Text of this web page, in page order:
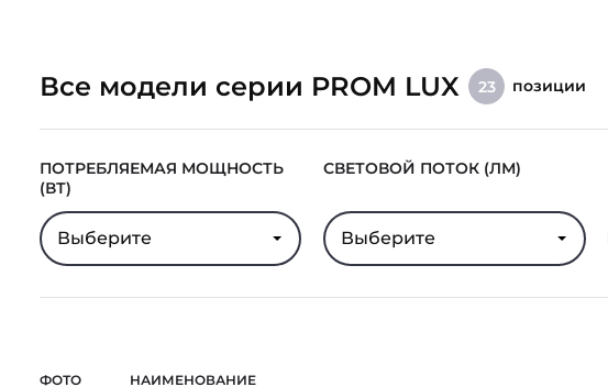
Все модели серии PROM LUX 23 позиции
ПОТРЕБЛЯЕМАЯ МОЩНОСТЬ
(ВТ)
Выберите
СВЕТОВОЙ ПОТОК (ЛМ)
Выберите
ФОТО НАИМЕНОВАНИЕ